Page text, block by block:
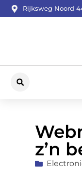
Rijksweg Noord
z’n